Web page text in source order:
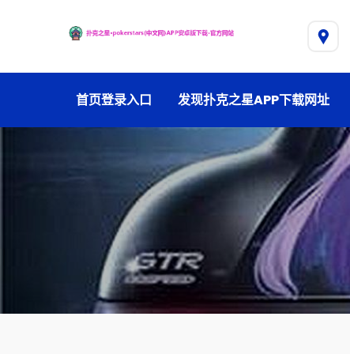
首页登录入口 发现扑克之星APP下载网址